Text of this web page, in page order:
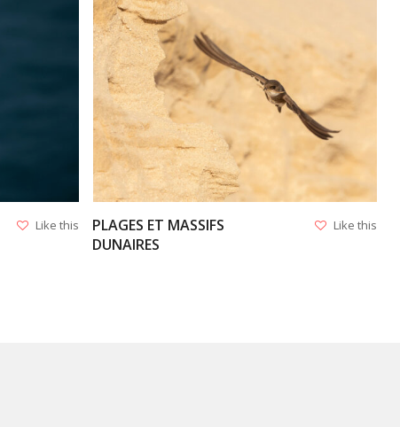
Like this
VIEW
PLAGES ET MASSIFS
DUNAIRES
Like this